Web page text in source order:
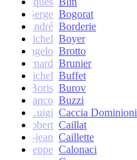
Serge Bogorat
André Borderie
Michel Boyer
Angelo Brotto
Bernard Brunier
Michel Buffet
Boris Burov
Franco Buzzi
Luigi Caccia Dominioni
Robert Caillat
René-jean Caillette
Giuseppe Calonaci